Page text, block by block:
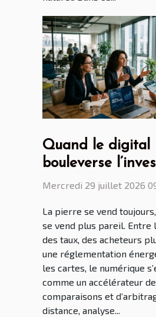
Quand le digital
bouleverse
immobilier,
Mercredi 29 juillet 2026
La pierre se vend
se vend plus pareil. Entre
des taux, des acheteurs
une réglementation
les cartes, le numérique
comme un accélérateur
comparaisons et
distance, analyse...